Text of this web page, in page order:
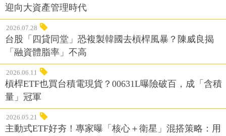
迎向大資產管理時代
2026.07.28
台股「四貸同堂」恐複製韓國去槓桿風暴？陳威良揭
「融資體脂率」不高
2026.06.11
槓桿ETF也買台積電現貨？00631L曝險破百，成「含積
量」冠軍
2026.05.21
主動式ETF好夯！專家曝「核心＋衛星」混搭策略：用